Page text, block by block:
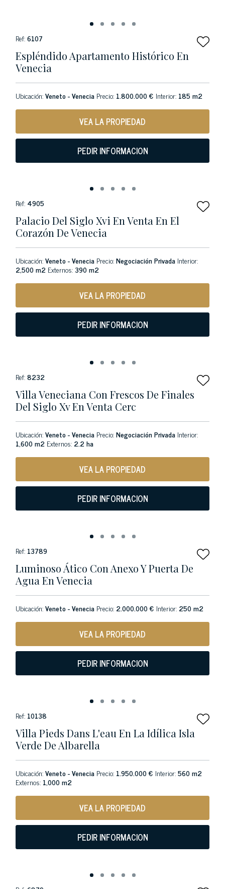
Ref:6107
Espléndido Apartamento Histórico En
Venecia
Ubicación:Veneto - Venecia Precio: 1.800.000 € Interior: 185 m2
VEA LA PROPIEDAD
PEDIR INFORMACION
Ref: 4905
Palacio Del Siglo Xvi En Venta En El
Corazón De Venecia
Ubicación:Veneto - Venecia Precio:Negociación Privada Interior:
2,500 m2 Externos:390 m2
VEA LA PROPIEDAD
PEDIR INFORMACION
Ref:8232
Villa Veneciana Con Frescos De Finales
Del Siglo Xv En Venta Cerc
Ubicación:Veneto - Venecia Precio:Negociación Privada Interior:
1,600 m2 Externos: 2.2 ha
VEA LA PROPIEDAD
PEDIR INFORMACION
Ref: 13789
Luminoso Ático Con Anexo Y Puerta De
Agua En Venecia
Ubicación:Veneto - Venecia Precio: 2.000.000 € Interior: 250 m2
VEA LA PROPIEDAD
PEDIR INFORMACION
Ref: 10138
Villa Pieds Dans L'eau En La Idílica Isla
Verde De Albarella
Ubicación:Veneto - Venecia Precio: 1.950.000 € Interior:560 m2
Externos: 1,000 m2
VEA LA PROPIEDAD
PEDIR INFORMACION